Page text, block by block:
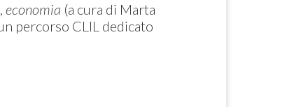
, economia (a cura di Marta
percorso CLIL dedicato